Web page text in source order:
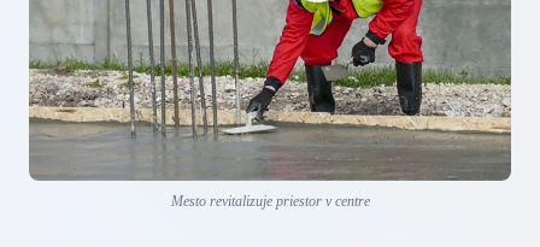
Mesto revitalizuje priestor v centre